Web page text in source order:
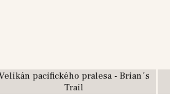
pacifického pralesa - Brian´s
Trail